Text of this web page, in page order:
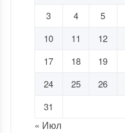
3
4 5
10
11 12
17
18 19
24
25 26
31
« Июл